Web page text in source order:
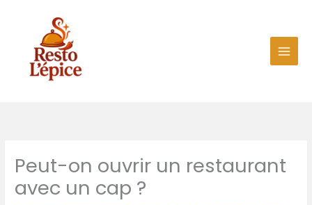
Peut-on ouvrir un restaurant
avec un cap ?